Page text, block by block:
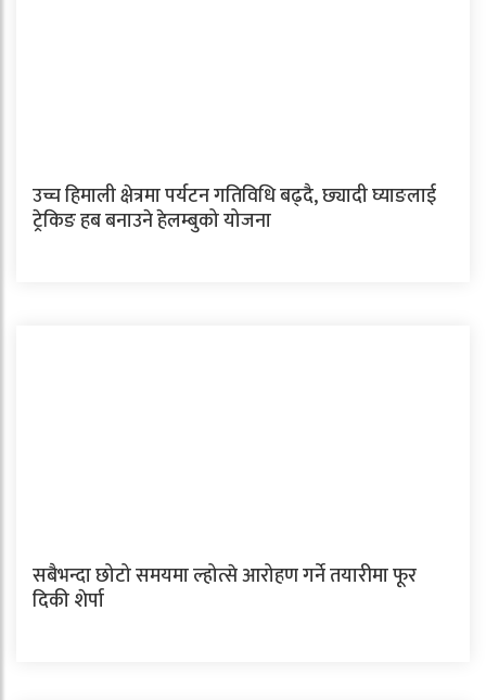
उच्च हिमाली क्षेत्रमा पर्यटन गतिविधि बढ्दै, छ्यादी घ्याङलाई
ट्रेकिङ हब बनाउने हेलम्बुको योजना
सबैभन्दा छोटो समयमा ल्होत्से आरोहण गर्ने तयारीमा फूर
दिकी शेर्पा